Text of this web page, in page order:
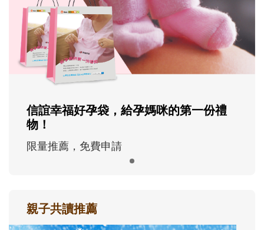
信誼幸福好孕袋，給孕媽咪的第一份禮
物！
限量推薦，免費申請
親子共讀推薦